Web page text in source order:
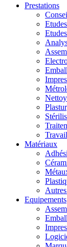
Prestations
Matériaux
Equipements